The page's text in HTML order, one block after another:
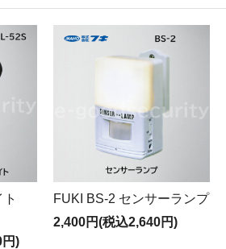
)
FUKI BS-2 センサーランプ
2,400円(税込2,640円)